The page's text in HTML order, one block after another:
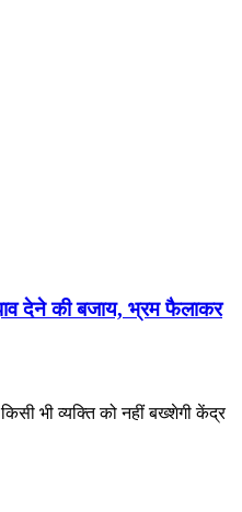
देने की बजाय, भ्रम फैलाकर
भी व्यक्ति को नहीं बख्शेगी केंद्र